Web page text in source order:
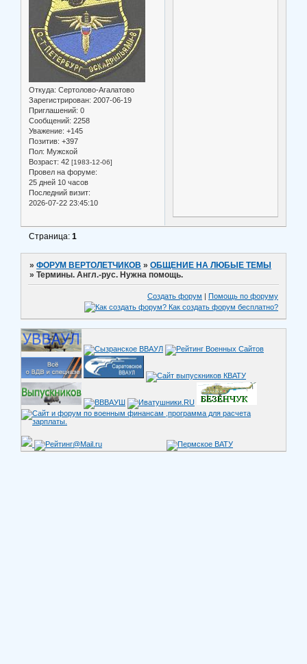
Откуда: Сертолово-Агалатово
Зарегистрирован: 2007-06-19
Приглашений: 0
Сообщений: 2258
Уважение: +145
Позитив: +397
Пол: Мужской
Возраст: 42 [1983-12-06]
Провел на форуме:
25 дней 10 часов
Последний визит:
2026-07-22 23:45:10
Страница:1
»ФОРУМ ВЕРТОЛЕТЧИКОВ »ОБЩЕНИЕ НА ЛЮБЫЕ ТЕМЫ
»Термины. Англ.-рус. Нужна помощь.
Создать форум | Помощь по форуму